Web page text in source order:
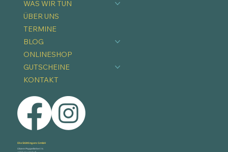
WAS WIR TUN
ÜBER UNS
TERMINE
BLOG
ONLINESHOP
GUTSCHEINE
KONTAKT
Die Stöttingers GmbH
Obere Pappelleiten 14